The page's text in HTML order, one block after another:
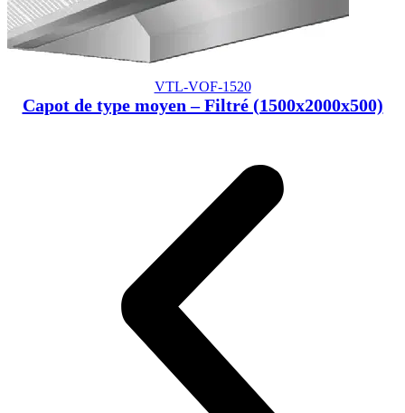
VTL-VOF-1520
Capot de type moyen – Filtré (1500x2000x500)